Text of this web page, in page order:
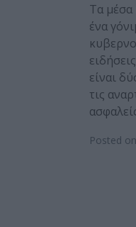
Τα μέσα
ένα
είναι
τις
Posted